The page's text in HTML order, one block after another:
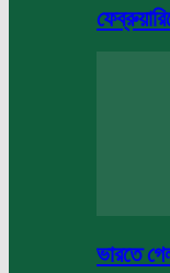
ভারতে